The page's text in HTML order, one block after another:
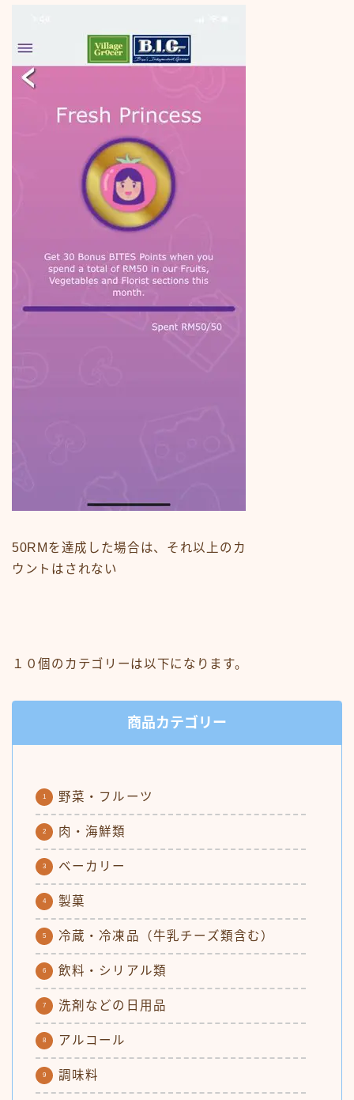
50RMを達成した場合は、それ以上のカ
ウントはされない
１０個のカテゴリーは以下になります。
商品カテゴリー
野菜・フルーツ
肉・海鮮類
ベーカリー
製菓
冷蔵・冷凍品（牛乳チーズ類含む）
飲料・シリアル類
洗剤などの日用品
アルコール
調味料